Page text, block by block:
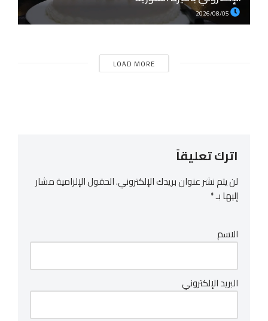
LOAD MORE
اترك تعليقاً
لن يتم نشر عنوان بريدك الإلكتروني.الحقول الإلزامية مشار
إليها بـ*
الاسم
البريد الإلكتروني